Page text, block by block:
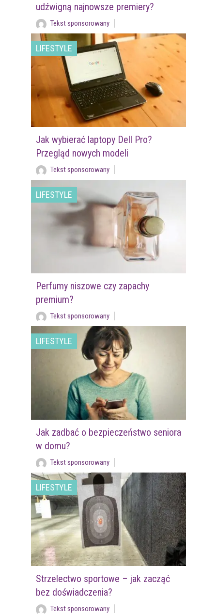
udźwigną najnowsze premiery?
Tekst sponsorowany
LIFESTYLE
Jak wybierać laptopy Dell Pro?
Przegląd nowych modeli
Tekst sponsorowany
LIFESTYLE
Perfumy niszowe czy zapachy
premium?
Tekst sponsorowany
LIFESTYLE
Jak zadbać o bezpieczeństwo seniora
w domu?
Tekst sponsorowany
LIFESTYLE
Strzelectwo sportowe – jak zacząć
bez doświadczenia?
Tekst sponsorowany